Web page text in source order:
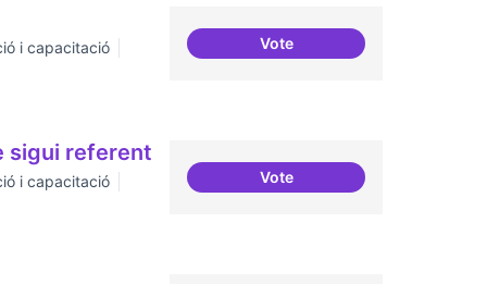
i capacitació
VoteCursos de podcast i twitch
sigui referent
i capacitació
VoteTenir un programa formatiu